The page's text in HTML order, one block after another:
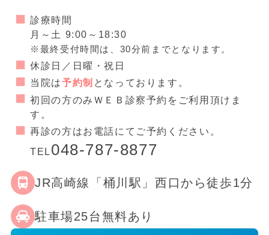
診療時間
月～土 9:00～18:30
※最終受付時間は、30分前までとなります。
休診日／日曜・祝日
当院は予約制 となっております。
初回の方のみＷＥＢ診察予約をご利用頂けま
す。
再診の方はお電話にてご予約ください。
TEL 048-787-8877
JR高崎線「桶川駅」西口から徒歩1分
駐車場25台無料あり